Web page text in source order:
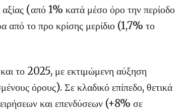
(από 1% κατά μέσο όρο την περίοδο
το προ κρίσης μερίδιο (1,7% το
και το 2025, με εκτιμώμενη αύξηση
όρους). Σε κλαδικό επίπεδο, θετικά
και επενδύσεων (+8% σε